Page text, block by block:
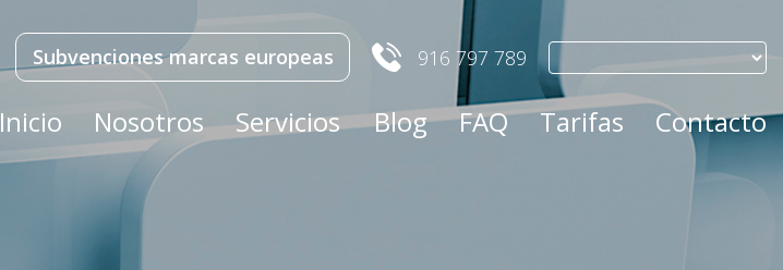
Subvenciones marcas europeas 916 797 789
Inicio Nosotros Servicios Blog FAQ Tarifas Contacto